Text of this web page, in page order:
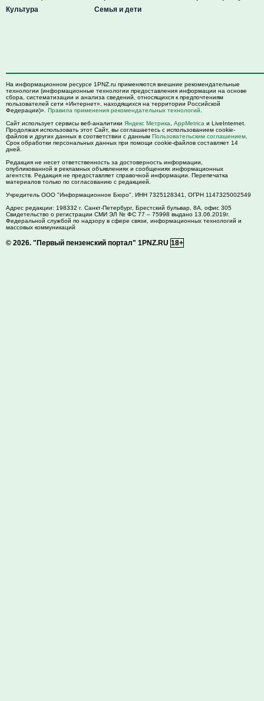
Культура
Семья и дети
На информационном ресурсе 1PNZ.ru применяются внешние рекомендательные
технологии (информационные технологии предоставления информации на основе
сбора, систематизации и анализа сведений, относящихся к предпочтениям
пользователей сети «Интернет», находящихся на территории Российской
Федерации)». Правила применения рекомендательных технологий
Сайт использует сервисы веб-аналитики Яндекс Метрика AppMetrica и LiveInternet.
Продолжая использовать этот Сайт, вы соглашаетесь с использованием cookie-
файлов и других данных в соответствии с данным Пользовательским соглашением
Срок обработки персональных данных при помощи cookie-файлов составляет 14
дней.
Редакция не несет ответственность за достоверность информации,
опубликованной в рекламных объявлениях и сообщениях информационных
агентств. Редакция не предоставляет справочной информации. Перепечатка
материалов только по согласованию с редакцией.
Учредитель ООО "Информационное Бюро". ИНН 7325128341, ОГРН 1147325002549
Адрес редакции: 198332 г. Санкт-Петербург, Брестский бульвар, 8А, офис 305
Свидетельство о регистрации СМИ ЭЛ № ФС 77 – 75998 выдано 13.06.2019г.
Федеральной службой по надзору в сфере связи, информационных технологий и
массовых коммуникаций
© 2026. "Первый пензенский портал" 1PNZ.RU 18+